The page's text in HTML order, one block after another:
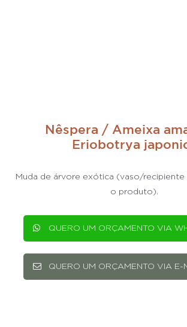
Nêspera / Ameixa
Eriobotrya
Muda de árvore exótica (vaso/recipiente
o produto).
QUERO UM ORÇAMENTO VIA
QUERO UM ORÇAMENTO VIA E-